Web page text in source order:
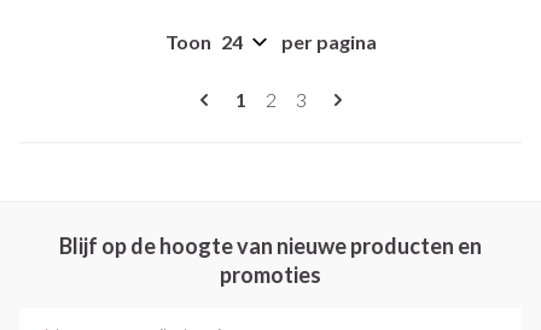
Pagina's
U lees momenteel pagina
1 Pagina
2 Pagina
3
Toon per pagina
Blijf op de hoogte van nieuwe producten en
promoties